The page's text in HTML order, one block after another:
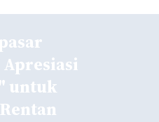
untuk